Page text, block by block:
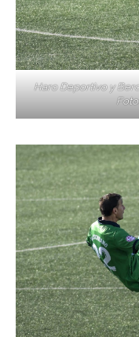
Haro Deportivo y